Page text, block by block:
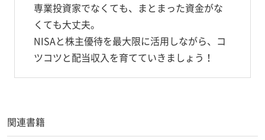
専業投資家でなくても、まとまった資金がな
くても大丈夫。
NISAと株主優待を最大限に活用しながら、コ
ツコツと配当収入を育てていきましょう！
関連書籍